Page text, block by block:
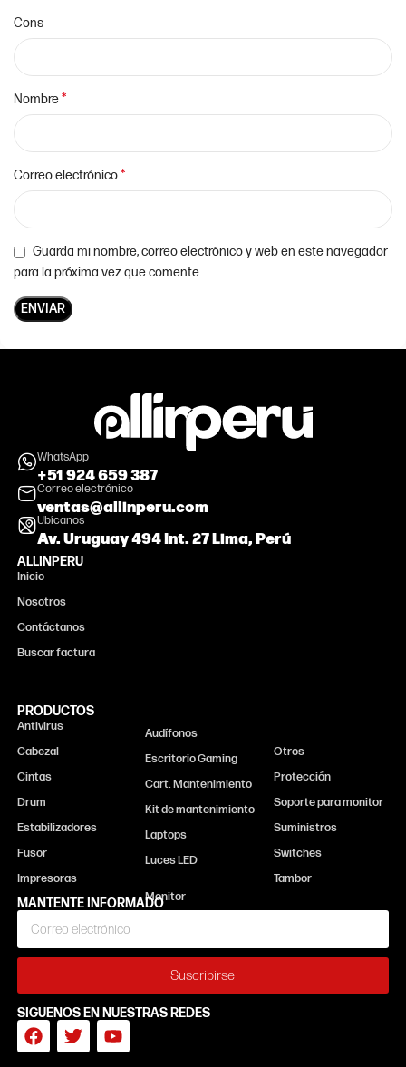
Cons
Nombre*
Correo electrónico*
Guarda mi nombre, correo electrónico y web en este navegador
para la próxima vez que comente.
WhatsApp
+51 924 659 387
Correo electrónico
ventas@allinperu.com
Ubícanos
Av. Uruguay 494 Int. 27 Lima, Perú
ALLINPERU
Inicio
Nosotros
Contáctanos
Buscar factura
PRODUCTOS
Antivirus
Cabezal
Cintas
Drum
Estabilizadores
Fusor
Impresoras
Audífonos
Escritorio Gaming
Cart. Mantenimiento
Kit de mantenimiento
Laptops
Luces LED
Otros
Protección
Soporte para monitor
Suministros
Switches
Tambor
MANTENTE INFORMADO
Suscribirse
SIGUENOS EN NUESTRAS REDES